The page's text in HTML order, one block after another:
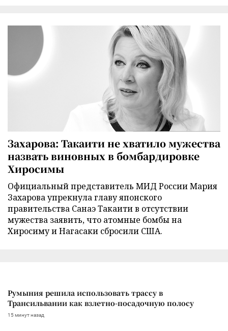
Захарова: Такаити не хватило мужества
назвать виновных в бомбардировке
Хиросимы
Официальный представитель МИД России Мария
Захарова упрекнула главу японского
правительства Санаэ Такаити в отсутствии
мужества заявить, что атомные бомбы на
Хиросиму и Нагасаки сбросили США.
Румыния решила использовать трассу в
Трансильвании как взлетно-посадочную полосу
15 минут назад